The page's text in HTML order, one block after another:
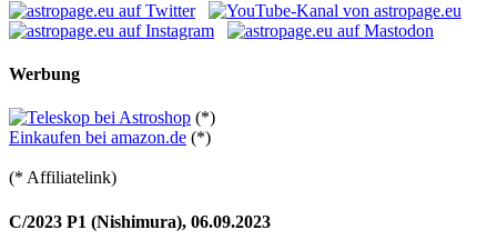
Werbung
(*)
Einkaufen bei amazon.de (*)
(* Affiliatelink)
C/2023 P1 (Nishimura), 06.09.2023